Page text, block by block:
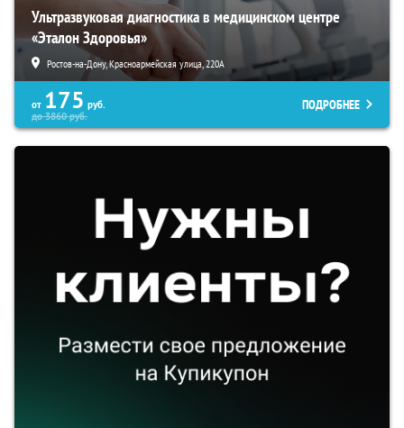
Ультразвуковая диагностика в медицинском центре
«Эталон Здоровья»
Ростов-на-Дону, Красноармейская улица, 220А
от 175 руб.
до3860руб.
ПОДРОБНЕЕ